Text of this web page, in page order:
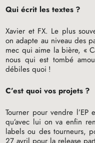
Qui écrit les textes ?
Xavier et FX. Le plus
on adapte au niveau des
mec qui aime la bière, «
nous qui est tombé
débiles quoi !
C’est quoi vos projets ?
Tourner pour vendre l’EP
qu’avec lui on va enfin
labels ou des tourneurs,